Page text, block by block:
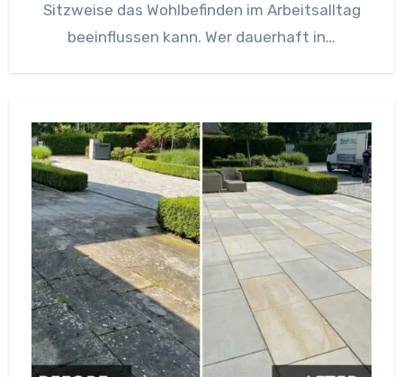
Sitzweise das Wohlbefinden im Arbeitsalltag
beeinflussen kann. Wer dauerhaft in…